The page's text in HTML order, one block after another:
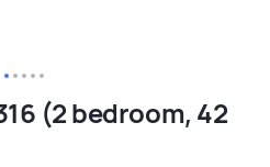
(2 bedroom, 42